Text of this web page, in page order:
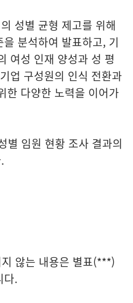
성별 균형 제고를 위해
분석하여 발표하고, 기
여성 인재 양성과 성 평
업 구성원의 인식 전환과
한 다양한 노력을 이어가
별 임원 현황 조사 결과의
않는 내용은 별표(***)
다.